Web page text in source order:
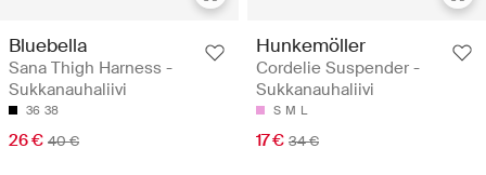
Bluebella
Sana Thigh Harness -
Sukkanauhaliivi
36 38
26 € 40 €
Hunkemöller
Cordelie Suspender -
Sukkanauhaliivi
S M L
17 € 34 €